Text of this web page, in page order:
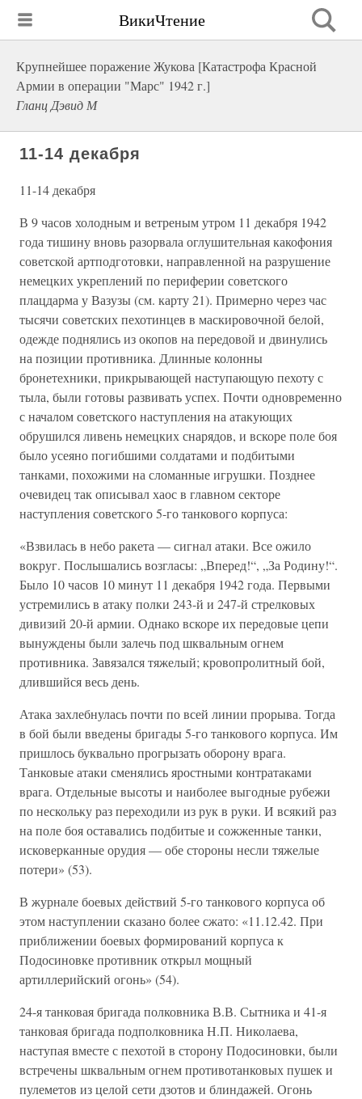
ВикиЧтение
Крупнейшее поражение Жукова [Катастрофа Красной
Армии в операции "Марс" 1942 г.]
Гланц Дэвид М
11-14 декабря
11-14 декабря
В 9 часов холодным и ветреным утром 11 декабря 1942
года тишину вновь разорвала оглушительная какофония
советской артподготовки, направленной на разрушение
немецких укреплений по периферии советского
плацдарма у Вазузы (см. карту 21). Примерно через час
тысячи советских пехотинцев в маскировочной белой,
одежде поднялись из окопов на передовой и двинулись
на позиции противника. Длинные колонны
бронетехники, прикрывающей наступающую пехоту с
тыла, были готовы развивать успех. Почти одновременно
с началом советского наступления на атакующих
обрушился ливень немецких снарядов, и вскоре поле боя
было усеяно погибшими солдатами и подбитыми
танками, похожими на сломанные игрушки. Позднее
очевидец так описывал хаос в главном секторе
наступления советского 5-го танкового корпуса:
«Взвилась в небо ракета — сигнал атаки. Все ожило
вокруг. Послышались возгласы: „Вперед!“, „За Родину!“.
Было 10 часов 10 минут 11 декабря 1942 года. Первыми
устремились в атаку полки 243-й и 247-й стрелковых
дивизий 20-й армии. Однако вскоре их передовые цепи
вынуждены были залечь под шквальным огнем
противника. Завязался тяжелый; кровопролитный бой,
длившийся весь день.
Атака захлебнулась почти по всей линии прорыва. Тогда
в бой были введены бригады 5-го танкового корпуса. Им
пришлось буквально прогрызать оборону врага.
Танковые атаки сменялись яростными контратаками
врага. Отдельные высоты и наиболее выгодные рубежи
по нескольку раз переходили из рук в руки. И всякий раз
на поле боя оставались подбитые и сожженные танки,
исковерканные орудия — обе стороны несли тяжелые
потери» (53).
В журнале боевых действий 5-го танкового корпуса об
этом наступлении сказано более сжато: «11.12.42. При
приближении боевых формирований корпуса к
Подосиновке противник открыл мощный
артиллерийский огонь» (54).
24-я танковая бригада полковника В.В. Сытника и 41-я
танковая бригада подполковника Н.П. Николаева,
наступая вместе с пехотой в сторону Подосиновки, были
встречены шквальным огнем противотанковых пушек и
пулеметов из целой сети дзотов и блиндажей. Огонь